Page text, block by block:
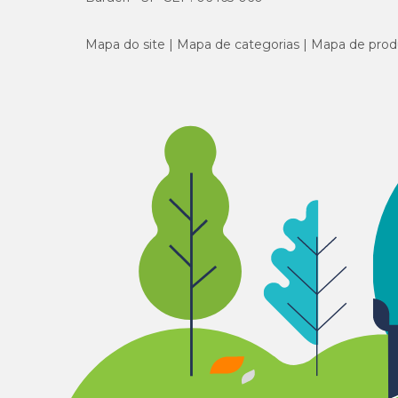
Mapa do site Mapa de categorias Mapa de